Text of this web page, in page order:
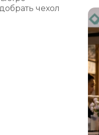
чехол